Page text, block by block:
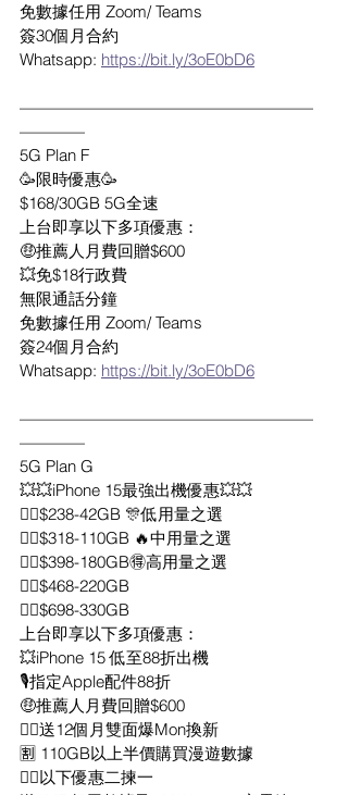
免數據任用 Zoom/ Teams
簽30個月合約
Whatsapp: https://bit.ly/3oE0bD6
——————————————————
————
5G Plan F
🥳限時優惠🥳
$168/30GB 5G全速
上台即享以下多項優惠：
🤑推薦人月費回贈$600
💥免$18行政費
無限通話分鐘
免數據任用 Zoom/ Teams
簽24個月合約
Whatsapp: https://bit.ly/3oE0bD6
——————————————————
————
5G Plan G
💥💥iPhone 15最強出機優惠💥💥
👉🏻$238-42GB 🎊低用量之選
👉🏻$318-110GB 🔥中用量之選
👉🏻$398-180GB🉐高用量之選
👉🏻$468-220GB
👉🏻$698-330GB
上台即享以下多項優惠：
💥iPhone 15 低至88折出機
🎙指定Apple配件88折
🤑推薦人月費回贈$600
👍🏻送12個月雙面爆Mon換新
🈹 110GB以上半價購買漫遊數據
👍🏻以下優惠二揀一